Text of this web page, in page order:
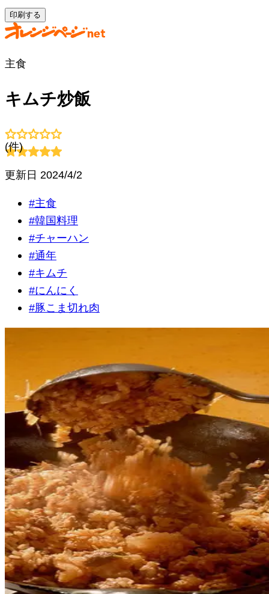
印刷する
主食
キムチ炒飯
(件)
更新日 2024/4/2
#主食
#韓国料理
#チャーハン
#通年
#キムチ
#にんにく
#豚こま切れ肉